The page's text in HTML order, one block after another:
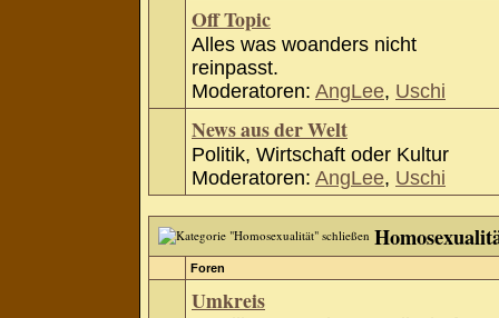
Off Topic
Alles was woanders nicht
reinpasst.
Moderatoren: AngLee, Uschi
News aus der Welt
Politik, Wirtschaft oder Kultur
Moderatoren: AngLee, Uschi
Foren
Umkreis